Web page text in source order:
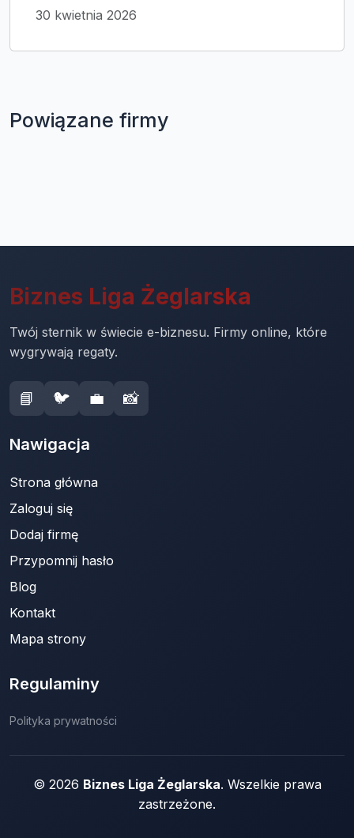
30 kwietnia 2026
Powiązane firmy
Biznes Liga Żeglarska
Twój sternik w świecie e-biznesu. Firmy online, które
wygrywają regaty.
📘 🐦 💼 📸
Nawigacja
Strona główna
Zaloguj się
Dodaj firmę
Przypomnij hasło
Blog
Kontakt
Mapa strony
Regulaminy
Polityka prywatności
© 2026 Biznes Liga Żeglarska. Wszelkie prawa
zastrzeżone.